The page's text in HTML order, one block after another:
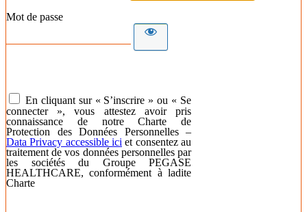
Mot de passe
En cliquant sur « S’inscrire » ou « Se
connecter », vous attestez avoir pris
connaissance de notre Charte de
Protection des Données Personnelles –
Data Privacy accessible ici et consentez au
traitement de vos données personnelles par
les sociétés du Groupe PEGASE
HEALTHCARE, conformément à ladite
Charte